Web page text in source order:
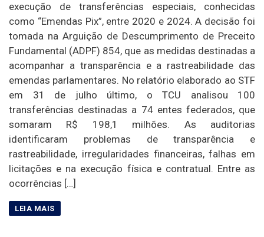
execução de transferências especiais, conhecidas
como “Emendas Pix”, entre 2020 e 2024. A decisão foi
tomada na Arguição de Descumprimento de Preceito
Fundamental (ADPF) 854, que as medidas destinadas a
acompanhar a transparência e a rastreabilidade das
emendas parlamentares. No relatório elaborado ao STF
em 31 de julho último, o TCU analisou 100
transferências destinadas a 74 entes federados, que
somaram R$ 198,1 milhões. As auditorias
identificaram problemas de transparência e
rastreabilidade, irregularidades financeiras, falhas em
licitações e na execução física e contratual. Entre as
ocorrências […]